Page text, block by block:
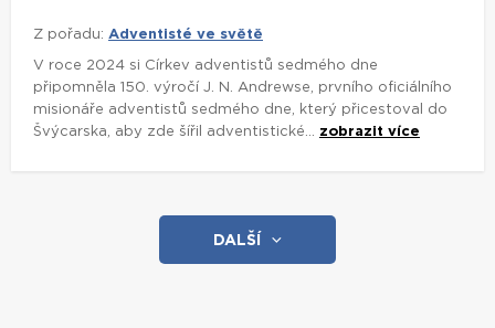
Z pořadu: Adventisté ve světě
V roce 2024 si Církev adventistů sedmého dne
připomněla 150. výročí J. N. Andrewse, prvního oficiálního
misionáře adventistů sedmého dne, který přicestoval do
Švýcarska, aby zde šířil adventistické... zobrazit více
DALŠÍ